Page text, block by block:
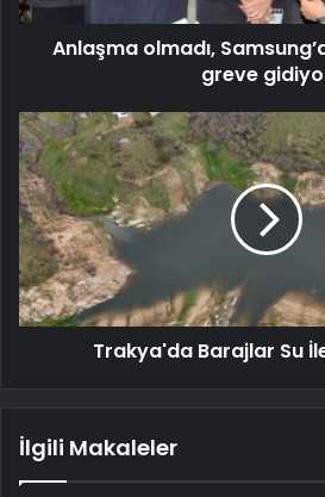
Anlaşma olmadı,
greve
Trakya'da Barajlar Su
İlgili Makaleler